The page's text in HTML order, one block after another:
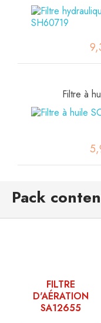
Filtre à
Pack
FILTRE
D'AÉRATION
SA12655